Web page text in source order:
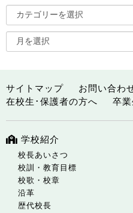
サイトマップ お問い合わ
在校生･保護者の方へ
卒
学校紹介
校長あいさつ
校訓・教育目標
校歌・校章
沿革
歴代校長